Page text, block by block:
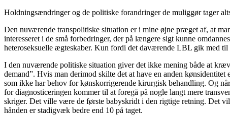
Holdningsændringer og de politiske forandringer de muliggør tager
Den nuværende transpolitiske situation er i mine øjne præget af, at
interesseret i de små forbedringer, der på længere sigt kunne
heteroseksuelle ægteskaber. Kun fordi det daværende LBL gik med
I den nuværende politiske situation giver det ikke mening både at
demand”. Hvis man derimod skilte det at have en anden
som ikke har behov for kønskorrigerende kirurgisk behandling. Og
for diagnosticeringen kommer til at foregå på nogle langt mere
skriger. Det ville være de første babyskridt i den rigtige retning. Det
hånden er stadigvæk bedre end 10 på taget.